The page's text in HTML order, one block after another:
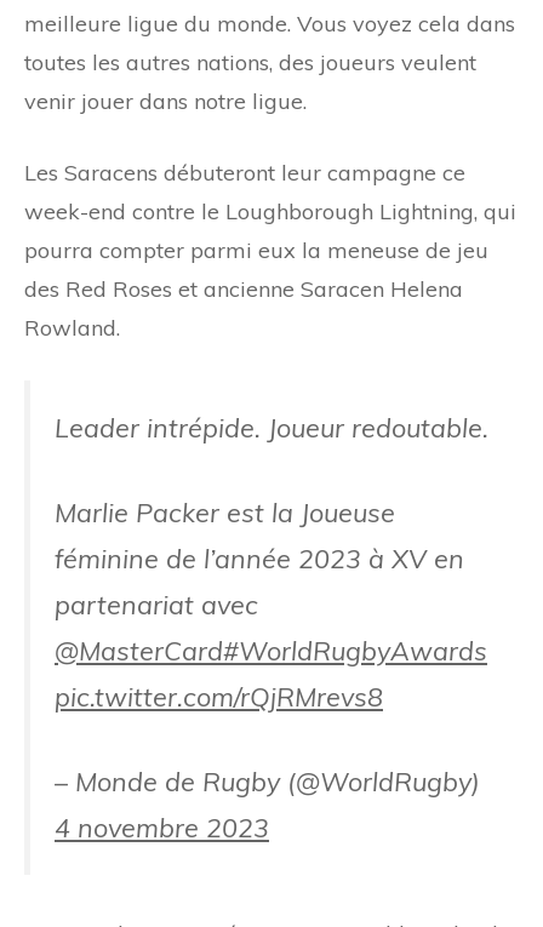
meilleure ligue du monde. Vous voyez cela dans
toutes les autres nations, des joueurs veulent
venir jouer dans notre ligue.
Les Saracens débuteront leur campagne ce
week-end contre le Loughborough Lightning, qui
pourra compter parmi eux la meneuse de jeu
des Red Roses et ancienne Saracen Helena
Rowland.
Leader intrépide. Joueur redoutable.
Marlie Packer est la Joueuse
féminine de l’année 2023 à XV en
partenariat avec
@MasterCard#WorldRugbyAwards
pic.twitter.com/rQjRMrevs8
– Monde de Rugby (@WorldRugby)
4 novembre 2023